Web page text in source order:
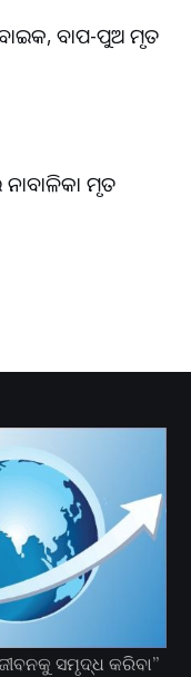
ବାପ-ପୁଅ ମୃତ
ମୃତ
ସମୃଦ୍ଧ କରିବା”